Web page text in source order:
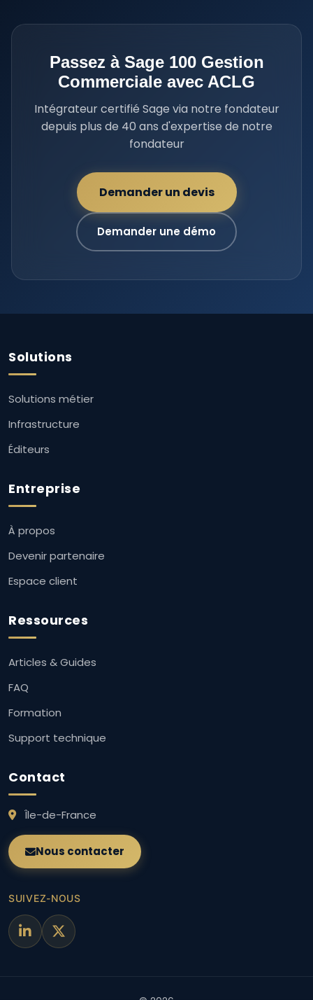
Passez à Sage 100 Gestion
Commerciale avec ACLG
Intégrateur certifié Sage via notre fondateur
depuis plus de 40 ans d'expertise de notre
fondateur
Demander un devis
Demander une démo
Solutions
Solutions métier
Infrastructure
Éditeurs
Entreprise
À propos
Devenir partenaire
Espace client
Ressources
Articles & Guides
FAQ
Formation
Support technique
Contact
Île-de-France
Nous contacter
SUIVEZ-NOUS